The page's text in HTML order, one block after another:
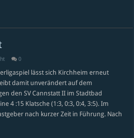
0
lässt sich Kirchheim erneut
damit unverändert auf dem
den SV Cannstatt II im Stadtbad
4 :15 Klatsche (1:3, 0:3, 0:4, 3:5). Im
nach kurzer Zeit in Führung. Nach